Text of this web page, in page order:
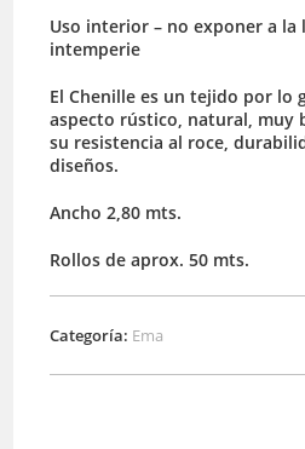
Uso interior – no exponer a la
intemperie
El Chenille es un tejido por lo
aspecto rústico, natural, muy
su resistencia al roce,
diseños.
Ancho 2,80 mts.
Rollos de aprox. 50 mts.
Categoría: Ema